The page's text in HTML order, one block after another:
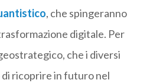
, che spingeranno
digitale. Per
che i diversi
di ricoprire in futuro nel